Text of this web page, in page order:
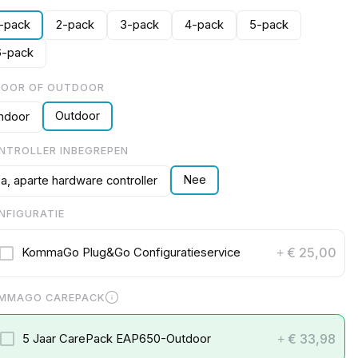
pack 2-pack 3-pack 4-pack
5-pack
pack
OF OUTDOOR
Outdoor
INBEGREPEN
aparte hardware controller Nee
KommaGo Plug&Go Configuratieservice + € 25,00
CAREPACK
5 Jaar CarePack EAP650-Outdoor + € 33,98